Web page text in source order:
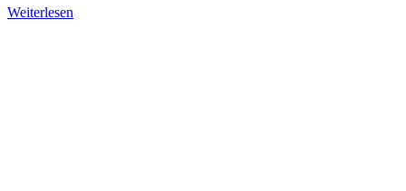
Weiterlesen